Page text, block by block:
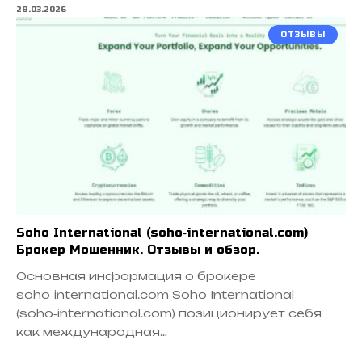
28.03.2026
ОТЗЫВЫ
Soho International (soho‑international.com)
Брокер Мошенник. Отзывы и обзор.
Основная информация о брокере
soho‑international.com Soho International
(soho‑international.com) позиционирует себя
как международная…